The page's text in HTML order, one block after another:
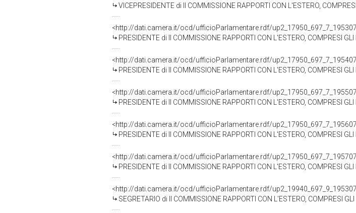
VICEPRESIDENTE di II COMMISSIONE RAPPORTI CON L'ESTERO,
<http://dati.camera.it/ocd/ufficioParlamentare.rdf/
PRESIDENTE di II COMMISSIONE RAPPORTI CON L'ESTERO, COMPRESI
<http://dati.camera.it/ocd/ufficioParlamentare.rdf/
PRESIDENTE di II COMMISSIONE RAPPORTI CON L'ESTERO, COMPRESI
<http://dati.camera.it/ocd/ufficioParlamentare.rdf/
PRESIDENTE di II COMMISSIONE RAPPORTI CON L'ESTERO, COMPRESI
<http://dati.camera.it/ocd/ufficioParlamentare.rdf/
PRESIDENTE di II COMMISSIONE RAPPORTI CON L'ESTERO, COMPRESI
<http://dati.camera.it/ocd/ufficioParlamentare.rdf/
PRESIDENTE di II COMMISSIONE RAPPORTI CON L'ESTERO, COMPRESI
<http://dati.camera.it/ocd/ufficioParlamentare.rdf/
SEGRETARIO di II COMMISSIONE RAPPORTI CON L'ESTERO, COMPRESI